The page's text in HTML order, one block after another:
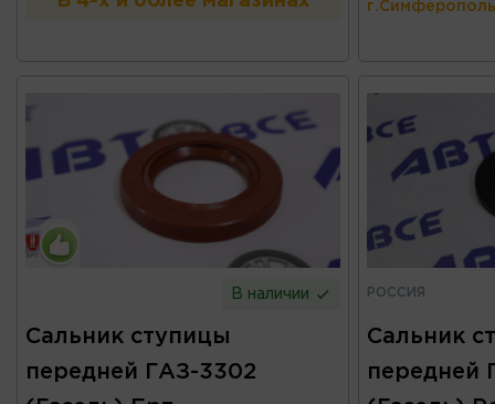
В наличии
Сальник ступицы
передней ГАЗ-3302
РОССИЯ
Сальник
передней